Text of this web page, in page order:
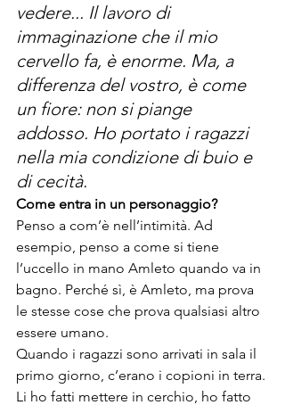
vedere... Il lavoro di
immaginazione che il mio
cervello fa, è enorme. Ma, a
differenza del vostro, è come
un fiore: non si piange
addosso. Ho portato i ragazzi
nella mia condizione di buio e
di cecità.
Come entra in un personaggio?
Penso a com’è nell’intimità. Ad
esempio, penso a come si tiene
l’uccello in mano Amleto quando va in
bagno. Perché sì, è Amleto, ma prova
le stesse cose che prova qualsiasi altro
essere umano.
Quando i ragazzi sono arrivati in sala il
primo giorno, c’erano i copioni in terra.
Li ho fatti mettere in cerchio, ho fatto